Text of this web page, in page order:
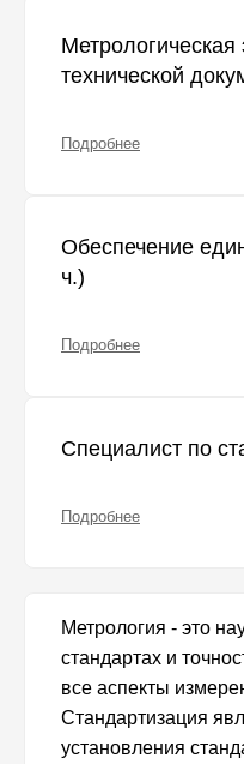
Метрологическая
технической
Подробнее
Обеспечение
ч.)
Подробнее
Специалист по
Подробнее
Метрология - это
стандартах и
все аспекты
Стандартизация
установления